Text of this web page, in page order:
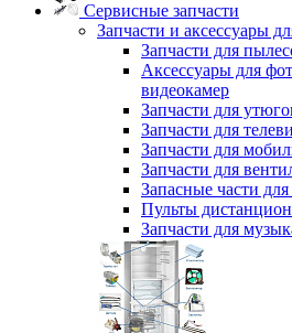
Сервисные запчасти
Запчасти и аксессуары
Запчасти для
Аксессуары для
видеокамер
Запчасти для
Запчасти для
Запчасти для
Запчасти для
Запасные части
Пульты
Запчасти для